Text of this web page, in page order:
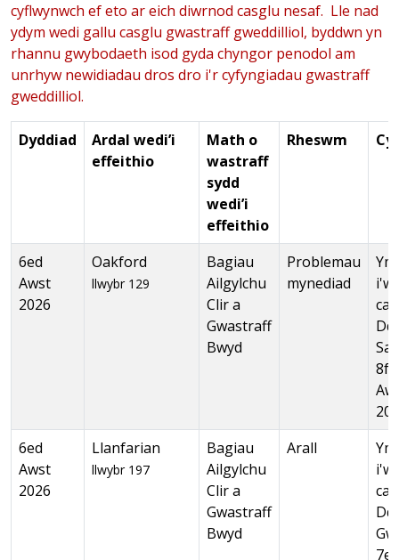
cyflwynwch ef eto ar eich diwrnod casglu nesaf. Lle nad
ydym wedi gallu casglu gwastraff gweddilliol, byddwn yn
rhannu gwybodaeth isod gyda chyngor penodol am
unrhyw newidiadau dros dro i'r cyfyngiadau gwastraff
gweddilliol.
Dyddiad
Ardal wedi’i
effeithio
Math o
wastraff
sydd
wedi’i
effeithio
Rheswm
6ed
Awst
2026
Oakford
llwybr 129
Bagiau
Ailgylchu
Clir a
Gwastraff
Bwyd
Problemau
mynediad
i'w
6ed
Awst
2026
Llanfarian
llwybr 197
Bagiau
Ailgylchu
Clir a
Gwastraff
Bwyd
Arall
i'w